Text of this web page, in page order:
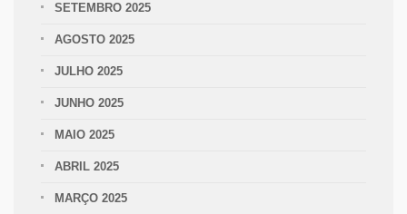
SETEMBRO 2025
AGOSTO 2025
JULHO 2025
JUNHO 2025
MAIO 2025
ABRIL 2025
MARÇO 2025